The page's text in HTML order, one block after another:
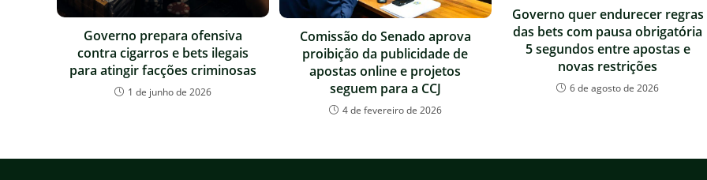
Governo prepara ofensiva
contra cigarros e bets ilegais
para atingir facções criminosas
1 de junho de 2026
Comissão do Senado aprova
proibição da publicidade de
apostas online e projetos
seguem para a CCJ
4 de fevereiro de 2026
Governo quer endurecer regras
das bets com pausa obrigatória
5 segundos entre apostas e
novas restrições
6 de agosto de 2026